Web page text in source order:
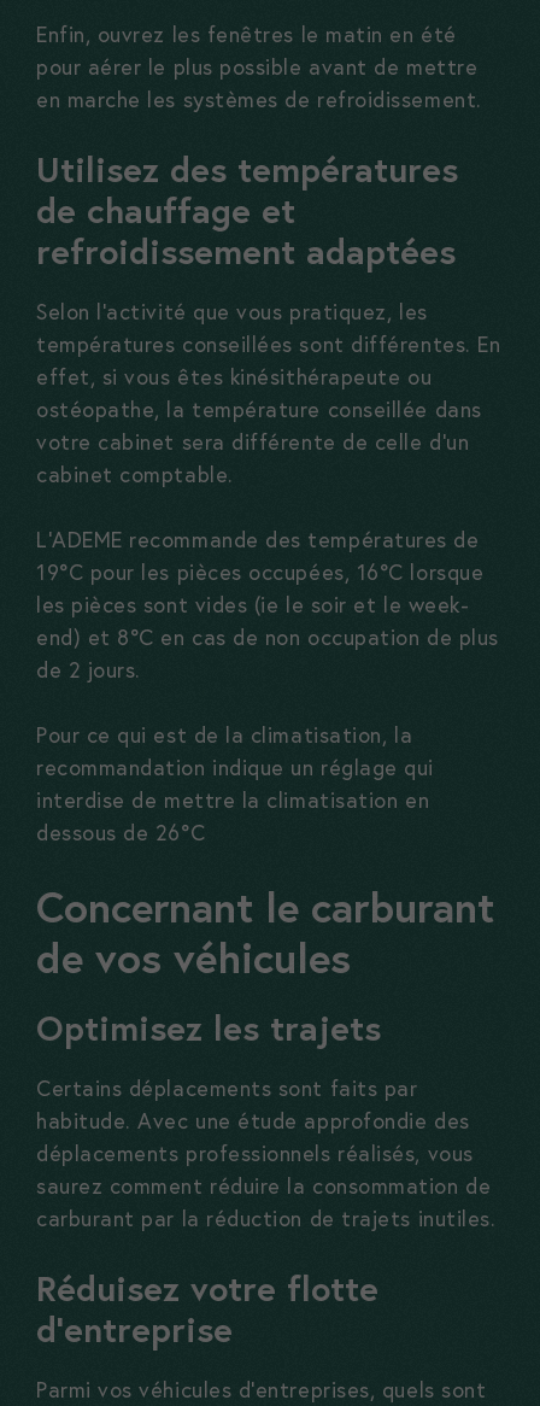
Enfin, ouvrez les fenêtres le matin en été
pour aérer le plus possible avant de mettre
en marche les systèmes de refroidissement.
Utilisez des températures
de chauffage et
refroidissement adaptées
Selon l’activité que vous pratiquez, les
températures conseillées sont différentes. En
effet, si vous êtes kinésithérapeute ou
ostéopathe, la température conseillée dans
votre cabinet sera différente de celle d’un
cabinet comptable.
L’ADEME recommande des températures de
19°C pour les pièces occupées, 16°C lorsque
les pièces sont vides (ie le soir et le week-
end) et 8°C en cas de non occupation de plus
de 2 jours.
Pour ce qui est de la climatisation, la
recommandation indique un réglage qui
interdise de mettre la climatisation en
dessous de 26°C
Concernant le carburant
de vos véhicules
Optimisez les trajets
Certains déplacements sont faits par
habitude. Avec une étude approfondie des
déplacements professionnels réalisés, vous
saurez comment réduire la consommation de
carburant par la réduction de trajets inutiles.
Réduisez votre flotte
d’entreprise
Parmi vos véhicules d’entreprises, quels sont
Ces cookies
sont
nécessaires,
pas
correctement
Ces cookies
nous aident
à améliorer
votre
et à mieux